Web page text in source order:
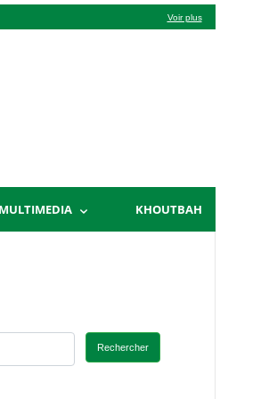
Voir plus
MULTIMEDIA KHOUTBAH
Rechercher